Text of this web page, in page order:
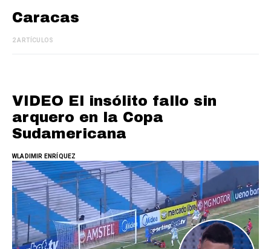
Caracas
2 ARTÍCULOS
VIDEO El insólito fallo sin
arquero en la Copa
Sudamericana
WLADIMIR ENRÍQUEZ